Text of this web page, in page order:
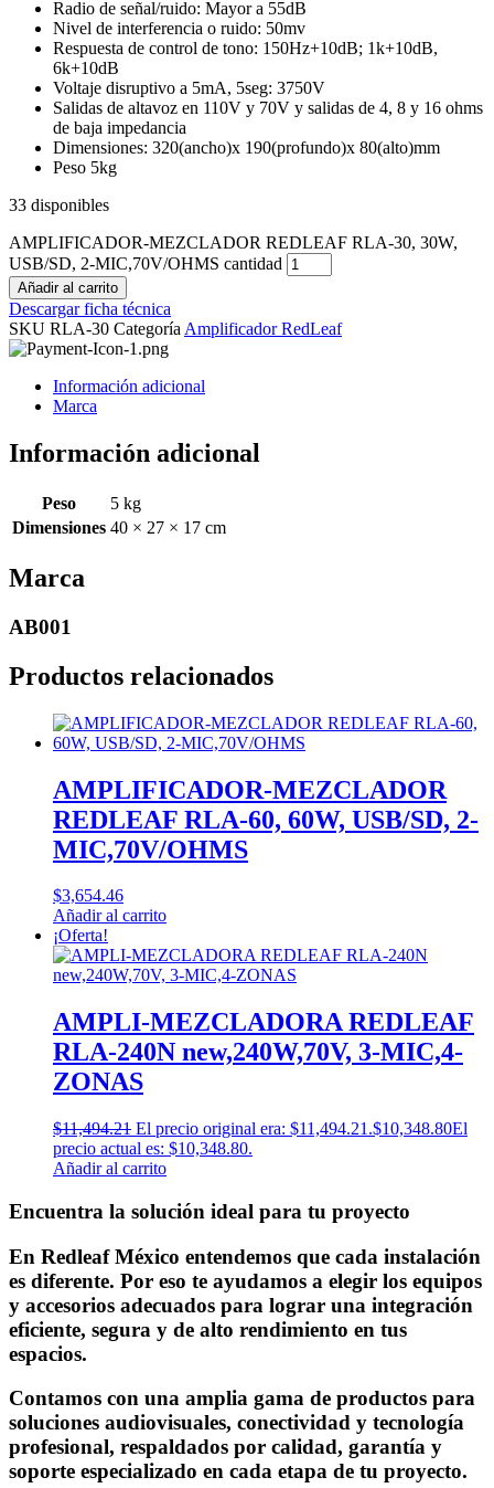
Radio de señal/ruido: Mayor a 55dB
Nivel de interferencia o ruido: 50mv
Respuesta de control de tono: 150Hz+10dB; 1k+10dB,
6k+10dB
Voltaje disruptivo a 5mA, 5seg: 3750V
Salidas de altavoz en 110V y 70V y salidas de 4, 8 y 16 ohms
de baja impedancia
Dimensiones: 320(ancho)x 190(profundo)x 80(alto)mm
Peso 5kg
33 disponibles
AMPLIFICADOR-MEZCLADOR REDLEAF RLA-30, 30W,
USB/SD, 2-MIC,70V/OHMS cantidad
Añadir al carrito
Descargar ficha técnica
SKU RLA-30 Categoría Amplificador RedLeaf
Información adicional
Marca
Información adicional
Peso
5 kg
Dimensiones 40 × 27 × 17 cm
Marca
AB001
Productos relacionados
AMPLIFICADOR-MEZCLADOR
REDLEAF RLA-60, 60W, USB/SD, 2-
MIC,70V/OHMS
$3,654.46
Añadir al carrito
¡Oferta!
AMPLI-MEZCLADORA REDLEAF
RLA-240N new,240W,70V, 3-MIC,4-
ZONAS
$11,494.21 El precio original era: $11,494.21.$10,348.80El
precio actual es: $10,348.80.
Añadir al carrito
Encuentra la solución ideal para tu proyecto
En Redleaf México entendemos que cada instalación
es diferente. Por eso te ayudamos a elegir los equipos
y accesorios adecuados para lograr una integración
eficiente, segura y de alto rendimiento en tus
espacios.
Contamos con una amplia gama de productos para
soluciones audiovisuales, conectividad y tecnología
profesional, respaldados por calidad, garantía y
soporte especializado en cada etapa de tu proyecto.